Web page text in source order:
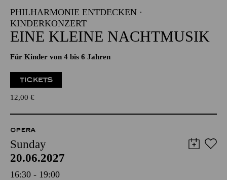
PHILHARMONIE ENTDECKEN ·
KINDERKONZERT
EINE KLEINE NACHTMUSIK
Für Kinder von 4 bis 6 Jahren
TICKETS
12,00 €
OPERA
Sunday
20.06.2027
16:30 - 19:00